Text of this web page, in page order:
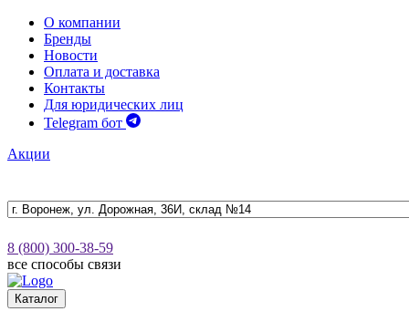
О компании
Бренды
Новости
Оплата и доставка
Контакты
Для юридических лиц
Telegram бот
Акции
8 (800) 300-38-59
все способы связи
Каталог